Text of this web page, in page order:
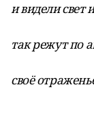
и видели свет
так режут по
своё